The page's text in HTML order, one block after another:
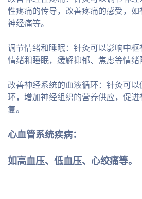
性疼痛的传导，改善疼痛的感受，
神经痛等。
调节情绪和睡眠：针灸可以影响中
情绪和睡眠，缓解抑郁、焦虑等情绪
改善神经系统的血液循环：针灸可
环，增加神经组织的营养供应，促
复。
心血管系统疾病：
如高血压、低血压、心绞痛等。